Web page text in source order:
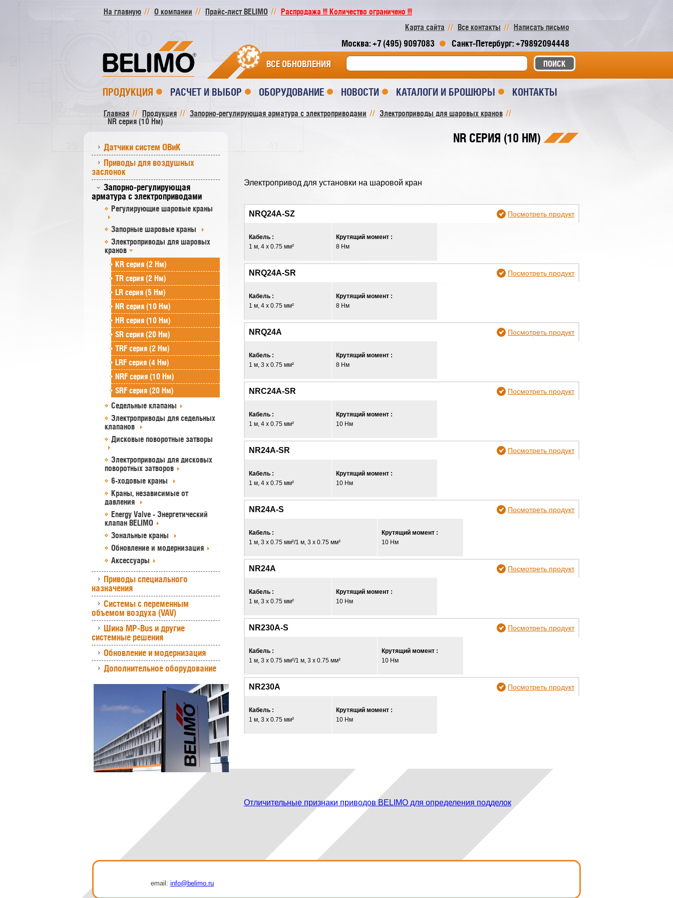
На главную О компании Прайс-лист BELIMO
Распродажа !!! Количество ограничено !!!
Карта сайта
Все контакты Написать письмо
Москва: +7 (495) 9097083
Санкт-Петербург: +79892094448
ВСЕ ОБНОВЛЕНИЯ
ПРОДУКЦИЯ РАСЧЕТ И ВЫБОР ОБОРУДОВАНИЕ НОВОСТИ КАТАЛОГИ И БРОШЮРЫ КОНТАКТЫ
Главная Продукция Запорно-регулирующая арматура с электроприводами
Электроприводы для шаровых кранов
NR серия (10 Нм)
Датчики систем ОВиК
Приводы для воздушных
заслонок
Запорно-регулирующая
арматура с электроприводами
Регулирующие шаровые краны
Запорные шаровые краны
Электроприводы для шаровых
кранов
KR серия (2 Нм)
TR серия (2 Нм)
LR серия (5 Нм)
NR серия (10 Нм)
HR серия (10 Нм)
SR серия (20 Нм)
TRF серия (2 Нм)
LRF серия (4 Нм)
NRF серия (10 Нм)
SRF серия (20 Нм)
Седельные клапаны
Электроприводы для седельных
клапанов
Дисковые поворотные затворы
Электроприводы для дисковых
поворотных затворов
6-ходовые краны
Краны, независимые от
давления
Energy Valve - Энергетический
клапан BELIMO
Зональные краны
Обновление и модернизация
Аксессуары
Приводы специального
назначения
Системы с переменным
объемом воздуха (VAV)
Шина MP-Bus и другие
системные решения
Обновление и модернизация
Дополнительное оборудование
NR СЕРИЯ (10 НМ)
Электропривод для установки на шаровой кран
NRQ24A-SZ Посмотреть продукт
Кабель :
1 м, 4 x 0.75 мм²
Крутящий момент :
8 Нм
NRQ24A-SR Посмотреть продукт
Кабель :
1 м, 4 x 0.75 мм²
Крутящий момент :
8 Нм
NRQ24A Посмотреть продукт
Кабель :
1 м, 3 x 0.75 мм²
Крутящий момент :
8 Нм
NRC24A-SR Посмотреть продукт
Кабель :
1 м, 4 x 0.75 мм²
Крутящий момент :
10 Нм
NR24A-SR Посмотреть продукт
Кабель :
1 м, 4 x 0.75 мм²
Крутящий момент :
10 Нм
NR24A-S Посмотреть продукт
Кабель :
1 м, 3 x 0.75 мм²/1 м, 3 x 0.75 мм²
Крутящий момент :
10 Нм
NR24A Посмотреть продукт
Кабель :
1 м, 3 x 0.75 мм²
Крутящий момент :
10 Нм
NR230A-S Посмотреть продукт
Кабель :
1 м, 3 x 0.75 мм²/1 м, 3 x 0.75 мм²
Крутящий момент :
10 Нм
NR230A Посмотреть продукт
Кабель :
1 м, 3 x 0.75 мм²
Крутящий момент :
10 Нм
Отличительные признаки приводов BELIMO для определения подделок
email: info@belimo.ru